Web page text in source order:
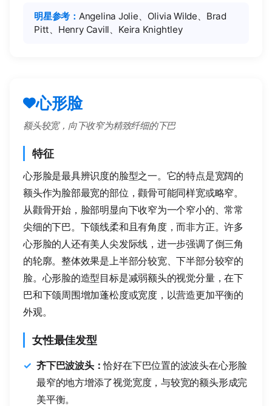
明星参考： Angelina Jolie、Olivia Wilde、Brad
Pitt、Henry Cavill、Keira Knightley
心形脸
额头较宽，向下收窄为精致纤细的下巴
特征
心形脸是最具辨识度的脸型之一。它的特点是宽阔的
额头作为脸部最宽的部位，颧骨可能同样宽或略窄。
从颧骨开始，脸部明显向下收窄为一个窄小的、常常
尖细的下巴。下颌线柔和且有角度，而非方正。许多
心形脸的人还有美人尖发际线，进一步强调了倒三角
的轮廓。整体效果是上半部分较宽、下半部分较窄的
脸。心形脸的造型目标是减弱额头的视觉分量，在下
巴和下颌周围增加蓬松度或宽度，以营造更加平衡的
外观。
女性最佳发型
齐下巴波波头：恰好在下巴位置的波波头在心形脸
最窄的地方增添了视觉宽度，与较宽的额头形成完
美平衡。